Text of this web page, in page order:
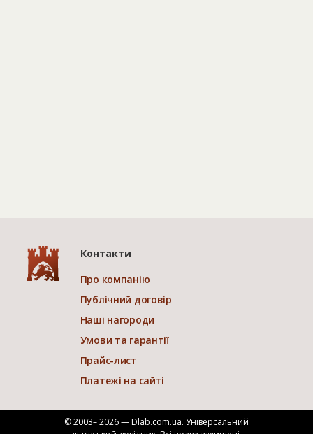
Контакти
Про компанію
Публічний договір
Наші нагороди
Умови та гарантії
Прайс-лист
Платежі на сайті
© 2003– 2026 — Dlab.com.ua. Універсальний